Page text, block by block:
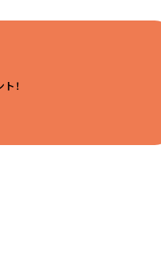
！